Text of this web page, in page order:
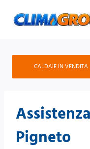
CALDAIE IN VENDITA
Pigneto